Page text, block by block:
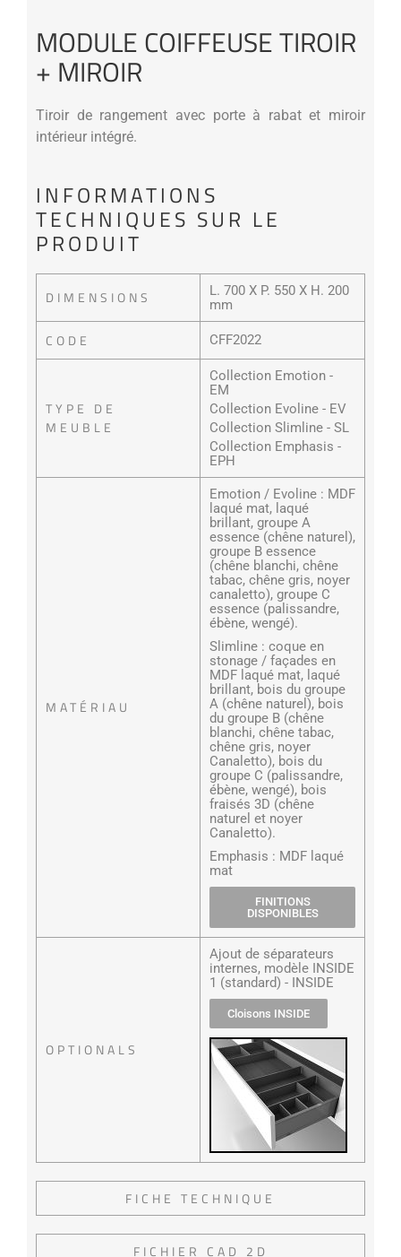
MODULE COIFFEUSE TIROIR
+ MIROIR
Tiroir de rangement avec porte à rabat et miroir
intérieur intégré.
INFORMATIONS
TECHNIQUES SUR LE
PRODUIT
DIMENSIONS
L. 700 X P. 550 X H. 200
mm
CODE CFF2022
TYPE DE
MEUBLE
Collection Emotion -
EM
Collection Evoline - EV
Collection Slimline - SL
Collection Emphasis -
EPH
MATÉRIAU
Emotion / Evoline : MDF
laqué mat, laqué
brillant, groupe A
essence (chêne naturel),
groupe B essence
(chêne blanchi, chêne
tabac, chêne gris, noyer
canaletto), groupe C
essence (palissandre,
ébène, wengé).
Slimline : coque en
stonage / façades en
MDF laqué mat, laqué
brillant, bois du groupe
A (chêne naturel), bois
du groupe B (chêne
blanchi, chêne tabac,
chêne gris, noyer
Canaletto), bois du
groupe C (palissandre,
ébène, wengé), bois
fraisés 3D (chêne
naturel et noyer
Canaletto).
Emphasis : MDF laqué
mat
FINITIONS
DISPONIBLES
OPTIONALS
Ajout de séparateurs
internes, modèle INSIDE
1 (standard) - INSIDE
Cloisons INSIDE
FICHE TECHNIQUE
FICHIER CAD 2D